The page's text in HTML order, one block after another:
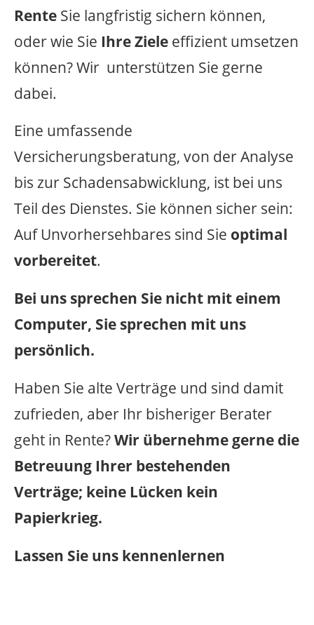
Rente Sie langfristig sichern können,
oder wie Sie Ihre Ziele effizient umsetzen
können? Wir unterstützen Sie gerne
dabei.
Eine umfassende
Versicherungsberatung, von der Analyse
bis zur Schadensabwicklung, ist bei uns
Teil des Dienstes. Sie können sicher sein:
Auf Unvorhersehbares sind Sie optimal
vorbereitet.
Bei uns sprechen Sie nicht mit einem
Computer, Sie sprechen mit uns
persönlich.
Haben Sie alte Verträge und sind damit
zufrieden, aber Ihr bisheriger Berater
geht in Rente?Wir übernehme gerne die
Betreuung Ihrer bestehenden
Verträge; keine Lücken kein
Papierkrieg.
Lassen Sie uns kennenlernen